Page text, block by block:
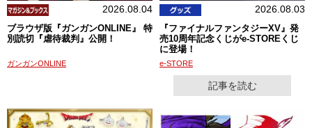
2026.08.04
ブラウザ版『ガンガンONLINE』 特
別読切『虐待裁判』公開！
ガンガンONLINE
2026.08.03
『ファイナルファンタジーXV』発
売10周年記念くじがe-STOREくじ
に登場！
e-STORE
記事を読む